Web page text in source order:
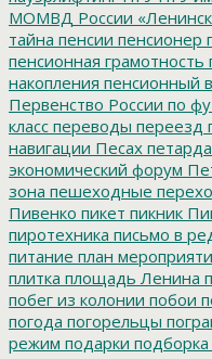
МОМВД России
тайна пенсии пенсионер
пенсионная грамотность
накопления пенсионный
Первенство России по
класс переводы переезд
навигации Песах петарда
экономический форум
зона пешеходные
Пивенко пикет пикник
пиротехника письмо в
питание план
плитка площадь Ленина
побег из колонии побои
погода погорельцы
режим подарки